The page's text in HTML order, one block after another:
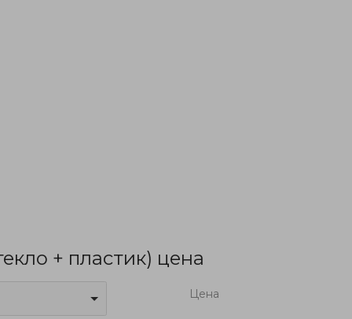
+ пластик) цена
Цена